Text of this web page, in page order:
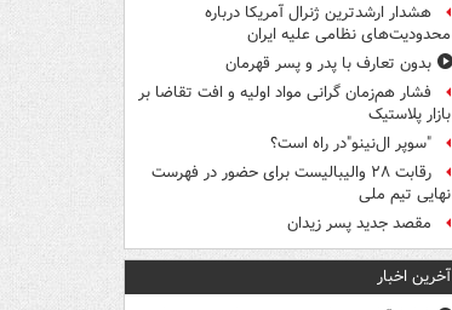
هشدار ارشدترین ژنرال آمریکا درباره
محدودیت‌های نظامی علیه ایران
بدون تعارف با پدر و پسر قهرمان
فشار هم‌زمان گرانی مواد اولیه و افت تقاضا بر
بازار پلاستیک
"سوپر ال‌نینو"در راه است؟
رقابت ۲۸ والیبالیست برای حضور در فهرست
نهایی تیم ملی
مقصد جدید پسر زیدان
آخرین اخبار